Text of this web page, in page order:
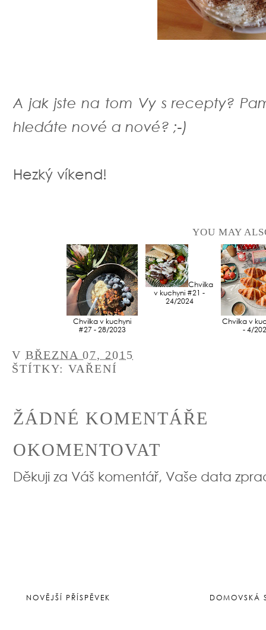
A jak jste na tom Vy s recepty?
hledáte nové a nové? ;-)
Hezký víkend!
YOU MAY
Chvilka v kuchyni
#27 - 28/2023
Chvilka
v kuchyni #21 -
24/2024
Chvilka v
- 4/
V BŘEZNA 07, 2015
ŠTÍTKY: VAŘENÍ
ŽÁDNÉ KOMENTÁŘE
OKOMENTOVAT
Děkuji za Váš komentář, Vaše data
NOVĚJŠÍ PŘÍSPĚVEK DOMOVSKÁ